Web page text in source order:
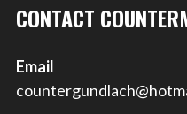
CONTACT
Email